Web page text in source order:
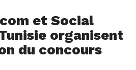
et Social
organisent
du concours